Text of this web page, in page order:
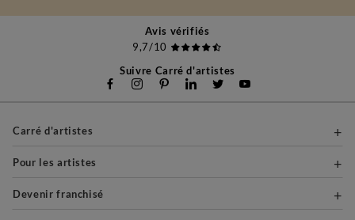
Avis vérifiés
9,7/10
Suivre Carré d'artistes
Carré d'artistes
Pour les artistes
Devenir franchisé